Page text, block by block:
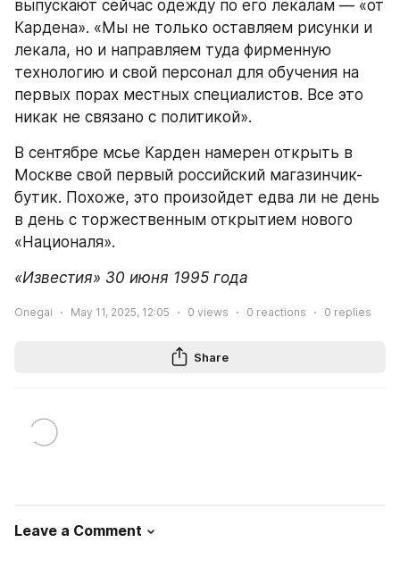
выпускают сейчас одежду по его лекалам — «от
Кардена». «Мы не только оставляем рисунки и
лекала, но и направляем туда фирменную
технологию и свой персонал для обучения на
первых порах местных специалистов. Все это
никак не связано с политикой».
В сентябре мсье Карден намерен открыть в
Москве свой первый российский магазинчик-
бутик. Похоже, это произойдет едва ли не день
в день с торжественным открытием нового
«Националя».
«Известия» 30 июня 1995 года
Onegai May 11, 2025, 12:05 0 views 0 reactions 0 replies
Share
Leave a Comment